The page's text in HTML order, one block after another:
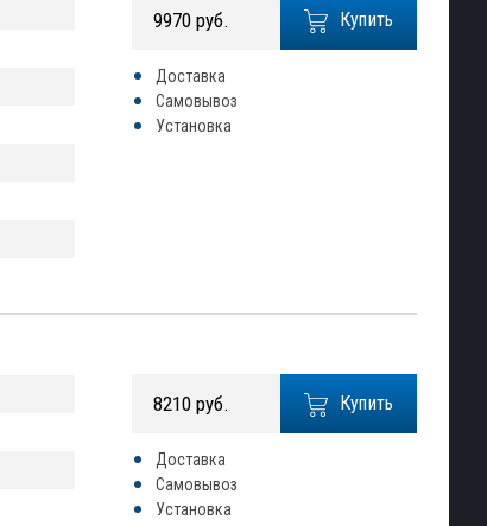
Купить
9970 руб.
Доставка
Самовывоз
Установка
Купить
8210 руб.
Доставка
Самовывоз
Установка